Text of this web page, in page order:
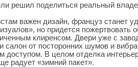
решил поделиться реальный
важен дизайн, француз станет
но придется пожертвовать
клиренсом. Двери уже с
от посторонних шумов и
В целом отделка
радует «зимний пакет».